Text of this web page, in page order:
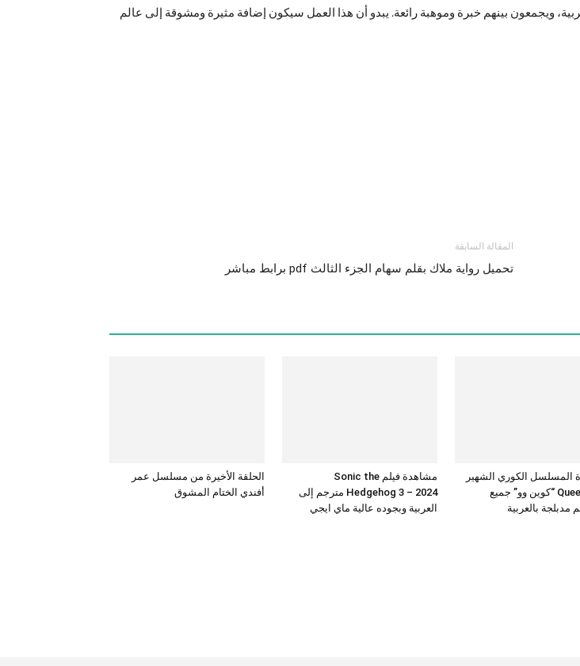
ويجمعون بينهم خبرة وموهبة رائعة. يبدو أن هذا العمل سيكون إضافة مثيرة ومشوقة إلى عالم
المقالة السابقة
تحميل رواية ملاك بقلم سهام الجزء الثالث pdf برابط مباشر
الحلقة الأخيرة من مسلسل عمر
أفندي الختام المشوق
مشاهدة فيلم Sonic the
Hedgehog 3 – 2024 مترجم إلى
العربية وبجوده عالية ماي ايجي
المسلسل الكوري الشهير
Queen Woo “كوين وو” جميع
مدبلجة بالعربية